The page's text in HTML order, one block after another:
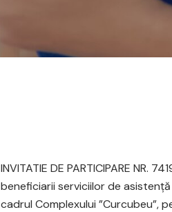
INVITATIE DE PARTICIPARE NR.
beneficiarii serviciilor de
cadrul Complexului ”Curcubeu”,